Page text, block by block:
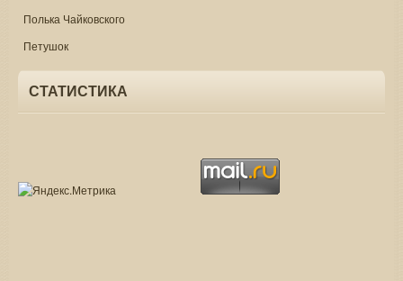
Полька Чайковского
Петушок
СТАТИСТИКА